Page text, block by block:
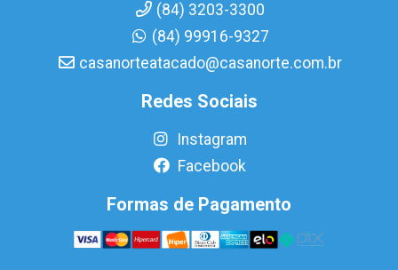
(84) 3203-3300
(84) 99916-9327
casanorteatacado@casanorte.com.br
Redes Sociais
Instagram
Facebook
Formas de Pagamento